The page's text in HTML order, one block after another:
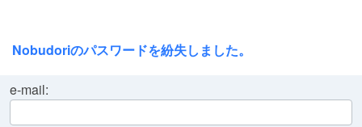
Nobudoriのパスワードを紛失しました。
e-mail: